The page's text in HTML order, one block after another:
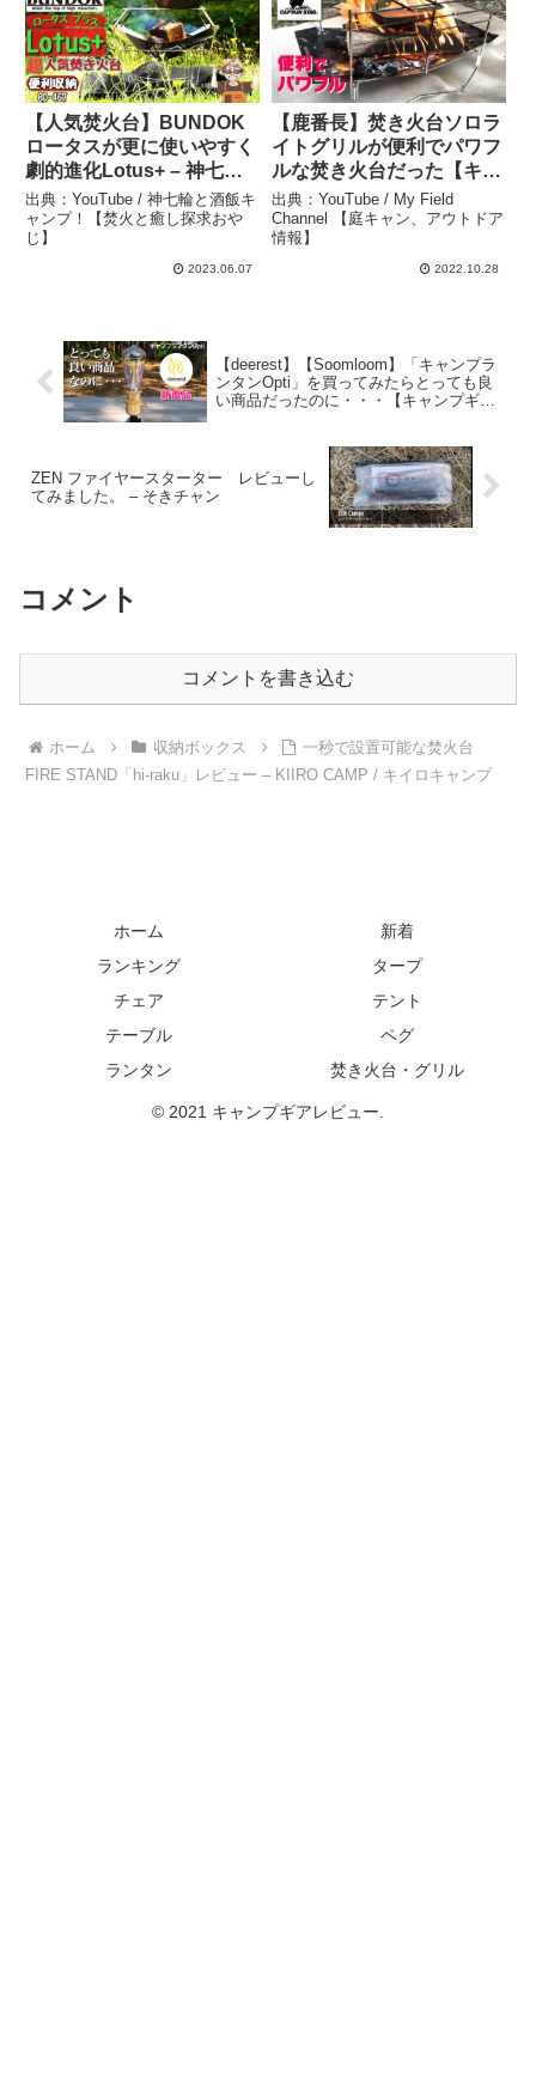
【人気焚火台】BUNDOK
ロータスが更に使いやすく
劇的進化Lotus+ – 神七輪
と酒飯キャンプ！【焚火と
癒し探求おやじ】
出典：YouTube / 神七輪と酒飯キ
ャンプ！【焚火と癒し探求おや
じ】
2023.06.07
【鹿番長】焚き火台ソロラ
イトグリルが便利でパワフ
ルな焚き火台だった【キャ
ンプ道具】【庭キャン】 –
My Field Channel 【庭キ
ャン、アウトドア情報】
出典：YouTube / My Field
Channel 【庭キャン、アウトドア
情報】
2022.10.28
【deerest】【Soomloom】「キャンプラ
ンタンOpti」を買ってみたらとっても良
い商品だったのに・・・【キャンプギ
ZEN ファイヤースターター レビューし
てみました。 – そきチャン
コメント
コメントを書き込む
ホーム 収納ボックス
一秒で設置可能な焚火台
FIRE STAND「hi-raku」レビュー – KIIRO CAMP / キイロキャンプ
ホーム
新着
ランキング
タープ
チェア
テント
テーブル
ペグ
ランタン
焚き火台・グリル
© 2021 キャンプギアレビュー.